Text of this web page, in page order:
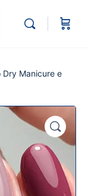
Dry Manicure e
🔍